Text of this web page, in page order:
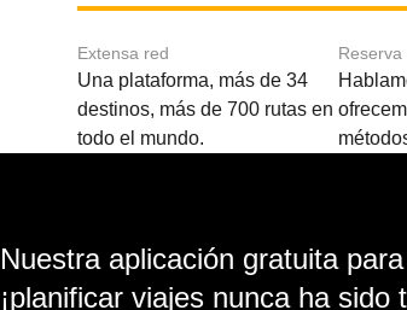
Extensa red
Una plataforma, más de 34
destinos, más de 700 rutas en
todo el mundo.
Reserva
Nuestra aplicación gratuita
¡planificar viajes nunca ha sido